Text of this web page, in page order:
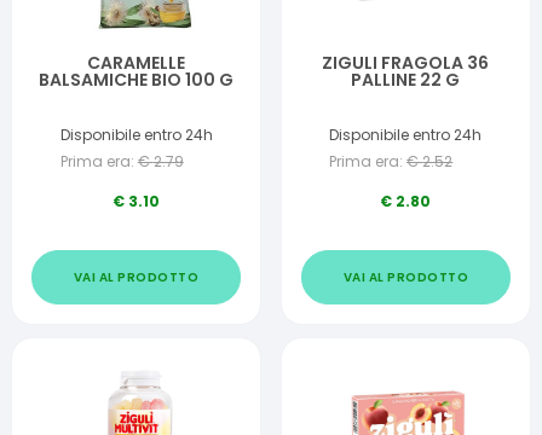
CARAMELLE
BALSAMICHE BIO 100 G
Disponibile entro 24h
Prima era: €2.79
€ 3.10
VAI AL PRODOTTO
ZIGULI FRAGOLA 36
PALLINE 22 G
Disponibile entro 24h
Prima era: €2.52
€ 2.80
VAI AL PRODOTTO